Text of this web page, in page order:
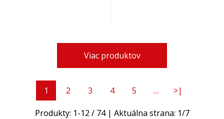
Viac produktov
1 2 3 4 5 … >|
Produkty: 1-12 / 74| Aktuálna strana: 1/7